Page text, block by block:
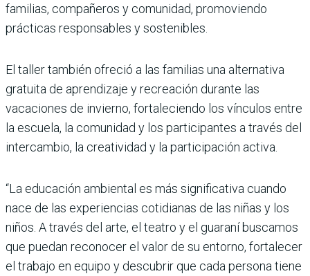
familias, compañeros y comunidad, promoviendo
prácticas responsables y sostenibles.
El taller también ofreció a las familias una alternativa
gratuita de aprendizaje y recreación durante las
vacaciones de invierno, fortaleciendo los vínculos entre
la escuela, la comunidad y los participantes a través del
intercambio, la creatividad y la participación activa.
“La educación ambiental es más significativa cuando
nace de las experiencias cotidianas de las niñas y los
niños. A través del arte, el teatro y el guaraní buscamos
que puedan reconocer el valor de su entorno, fortalecer
el trabajo en equipo y descubrir que cada persona tiene